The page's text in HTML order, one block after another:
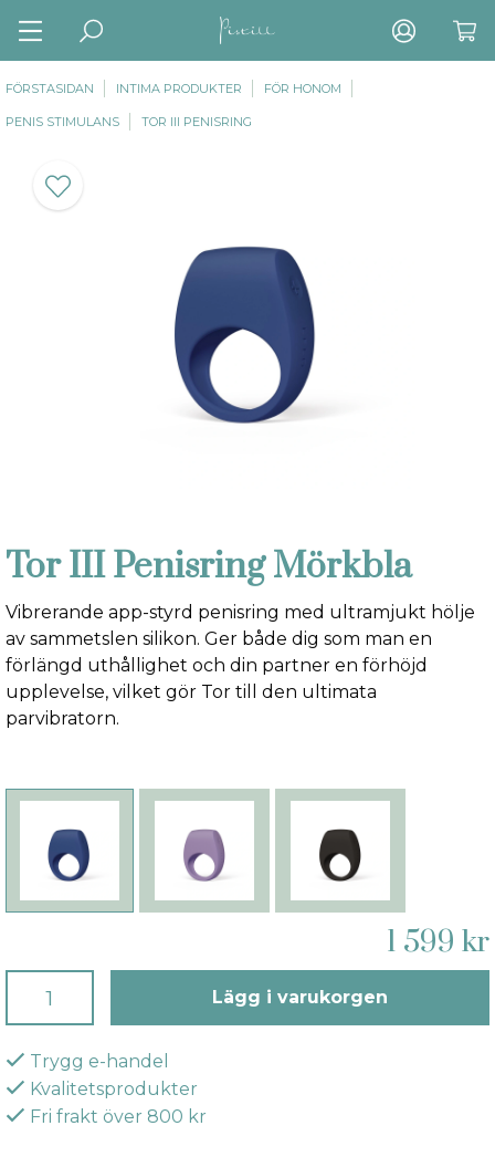
FÖRSTASIDAN INTIMA PRODUKTER FÖR HONOM
PENIS STIMULANS TOR III PENISRING
Tor III Penisring Mörkbla
Vibrerande app-styrd penisring med ultramjukt hölje
av sammetslen silikon. Ger både dig som man en
förlängd uthållighet och din partner en förhöjd
upplevelse, vilket gör Tor till den ultimata
parvibratorn.
1 599 kr
Lägg i varukorgen
Trygg e-handel
Kvalitetsprodukter
Fri frakt över 800 kr